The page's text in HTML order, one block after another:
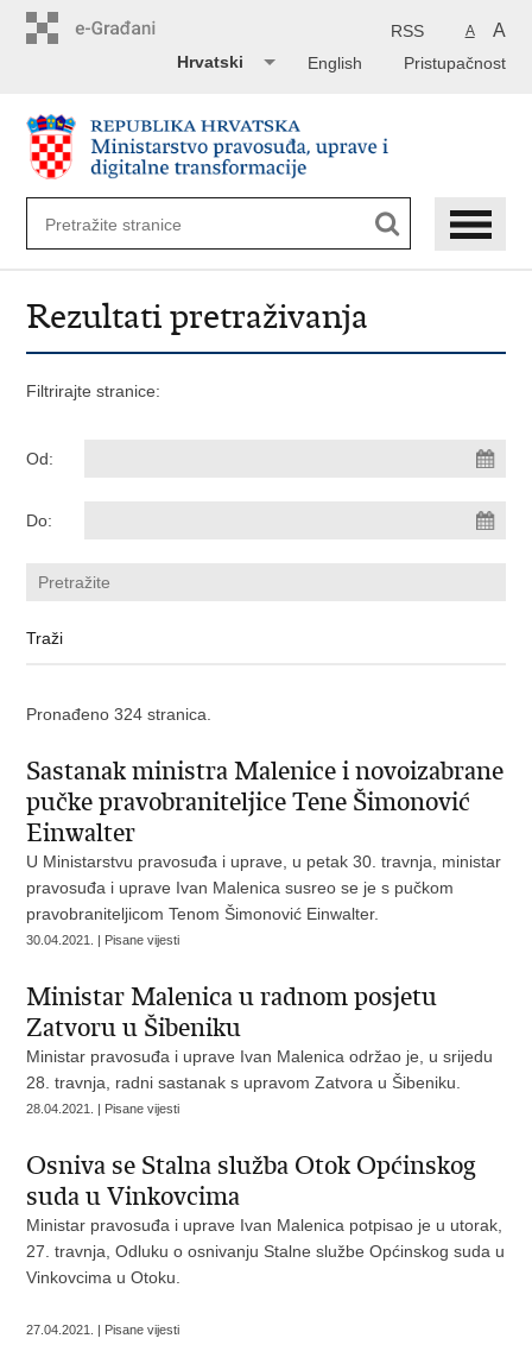
A A
RSS
Pristupačnost
English
Hrvatski
Rezultati pretraživanja
Filtrirajte stranice:
Od:
Do:
Pronađeno 324 stranica.
Sastanak ministra Malenice i novoizabrane
pučke pravobraniteljice Tene Šimonović
Einwalter
U Ministarstvu pravosuđa i uprave, u petak 30. travnja, ministar
pravosuđa i uprave Ivan Malenica susreo se je s pučkom
pravobraniteljicom Tenom Šimonović Einwalter.
30.04.2021. | Pisane vijesti
Ministar Malenica u radnom posjetu
Zatvoru u Šibeniku
Ministar pravosuđa i uprave Ivan Malenica održao je, u srijedu
28. travnja, radni sastanak s upravom Zatvora u Šibeniku.
28.04.2021. | Pisane vijesti
Osniva se Stalna služba Otok Općinskog
suda u Vinkovcima
Ministar pravosuđa i uprave Ivan Malenica potpisao je u utorak,
27. travnja, Odluku o osnivanju Stalne službe Općinskog suda u
Vinkovcima u Otoku.
27.04.2021. | Pisane vijesti